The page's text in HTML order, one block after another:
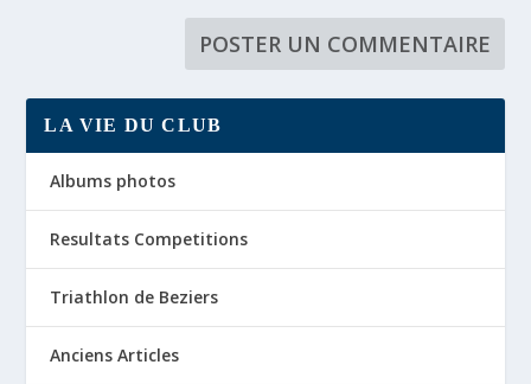
LA VIE DU CLUB
Albums photos
Resultats Competitions
Triathlon de Beziers
Anciens Articles